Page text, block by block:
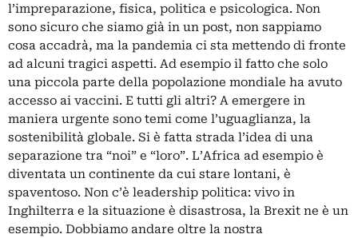
l’impreparazione, fisica, politica e psicologica. Non
sono sicuro che siamo già in un post, non sappiamo
cosa accadrà, ma la pandemia ci sta mettendo di fronte
ad alcuni tragici aspetti. Ad esempio il fatto che solo
una piccola parte della popolazione mondiale ha avuto
accesso ai vaccini. E tutti gli altri? A emergere in
maniera urgente sono temi come l’uguaglianza, la
sostenibilità globale. Si è fatta strada l’idea di una
separazione tra “noi” e “loro”. L’Africa ad esempio è
diventata un continente da cui stare lontani, è
spaventoso. Non c’è leadership politica: vivo in
Inghilterra e la situazione è disastrosa, la Brexit ne è un
esempio. Dobbiamo andare oltre la nostra